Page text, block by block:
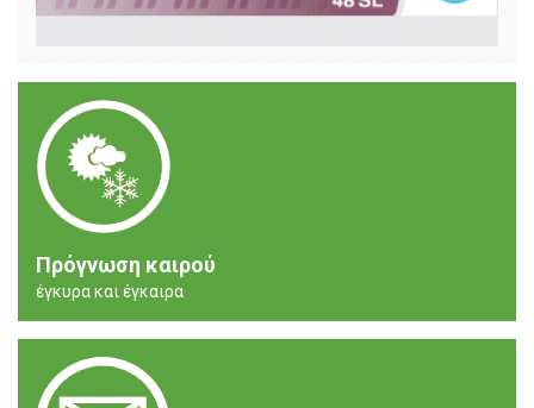
Πρόγνωση καιρού
έγκυρα και έγκαιρα